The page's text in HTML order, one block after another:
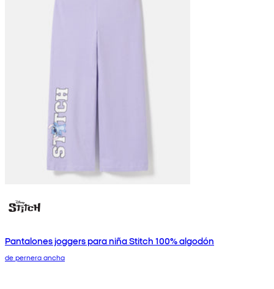
Pantalones joggers para niña Stitch 100% algodón
de pernera ancha